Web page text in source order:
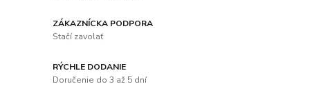
ZÁKAZNÍCKA PODPORA
Stačí zavolať
RÝCHLE DODANIE
Doručenie do 3 až 5 dní